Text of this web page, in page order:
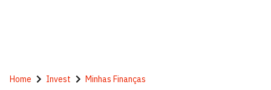
Home Invest Minhas Finanças